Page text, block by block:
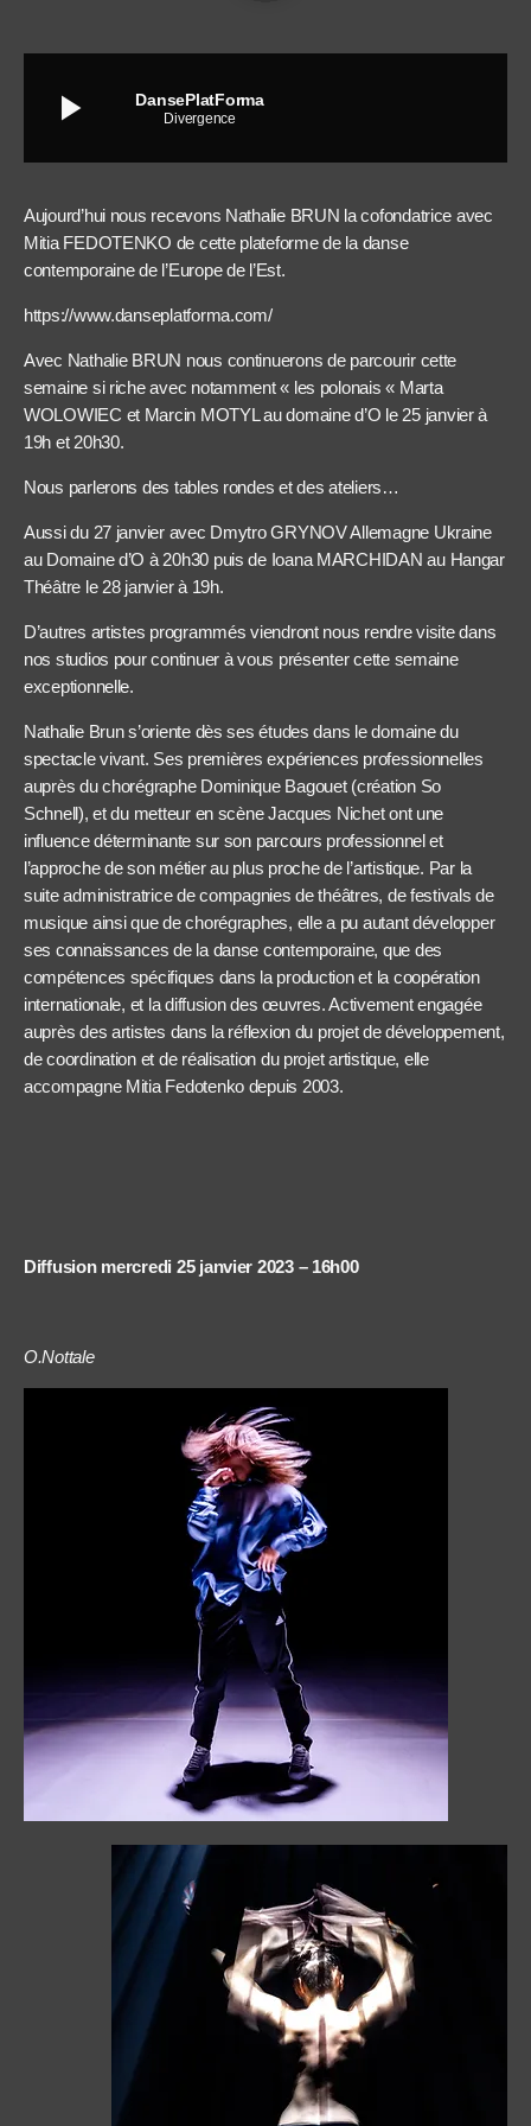
play_arrow DansePlatForma
Divergence
Aujourd’hui nous recevons Nathalie BRUN la cofondatrice avec
Mitia FEDOTENKO de cette plateforme de la danse
contemporaine de l’Europe de l’Est.
https://www.danseplatforma.com/
Avec Nathalie BRUN nous continuerons de parcourir cette
semaine si riche avec notamment « les polonais « Marta
WOLOWIEC et Marcin MOTYL au domaine d’O le 25 janvier à
19h et 20h30.
Nous parlerons des tables rondes et des ateliers…
Aussi du 27 janvier avec Dmytro GRYNOV Allemagne Ukraine
au Domaine d’O à 20h30 puis de Ioana MARCHIDAN au Hangar
Théâtre le 28 janvier à 19h.
D’autres artistes programmés viendront nous rendre visite dans
nos studios pour continuer à vous présenter cette semaine
exceptionnelle.
Nathalie Brun s’oriente dès ses études dans le domaine du
spectacle vivant. Ses premières expériences professionnelles
auprès du chorégraphe Dominique Bagouet (création So
Schnell), et du metteur en scène Jacques Nichet ont une
influence déterminante sur son parcours professionnel et
l’approche de son métier au plus proche de l’artistique. Par la
suite administratrice de compagnies de théâtres, de festivals de
musique ainsi que de chorégraphes, elle a pu autant développer
ses connaissances de la danse contemporaine, que des
compétences spécifiques dans la production et la coopération
internationale, et la diffusion des œuvres. Activement engagée
auprès des artistes dans la réflexion du projet de développement,
de coordination et de réalisation du projet artistique, elle
accompagne Mitia Fedotenko depuis 2003.
Diffusion mercredi 25 janvier 2023 – 16h00
O.Nottale